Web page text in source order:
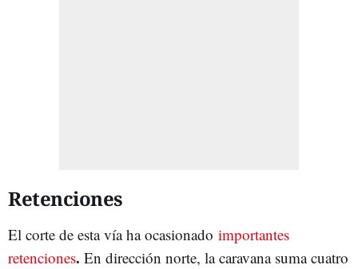
Retenciones
El corte de esta vía ha ocasionado importantes
retenciones. En dirección norte, la caravana suma cuatro